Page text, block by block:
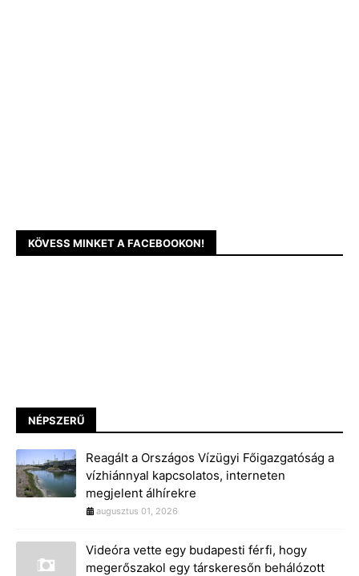
KÖVESS MINKET A FACEBOOKON!
NÉPSZERŰ
Reagált a Országos Vízügyi Főigazgatóság a
vízhiánnyal kapcsolatos, interneten
megjelent álhírekre
augusztus 01, 2026
Videóra vette egy budapesti férfi, hogy
megerőszakol egy társkeresőn behálózott